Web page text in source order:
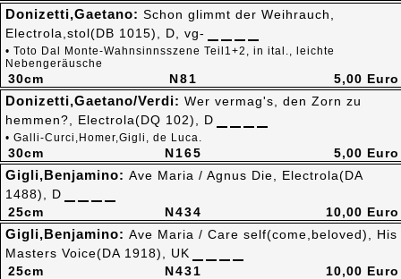
N81
30cm
Donizetti,Gaetano: Schon glimmt der Weihrauch,
Electrola,stol(DB 1015), D, vg-
• Toto Dal Monte-Wahnsinnsszene Teil1+2, in ital., leichte
Nebengeräusche
5,00 Euro
N165
30cm
Donizetti,Gaetano/Verdi: Wer vermag's, den Zorn zu
hemmen?, Electrola(DQ 102), D
• Galli-Curci,Homer,Gigli, de Luca.
5,00 Euro
N434
25cm
Gigli,Benjamino: Ave Maria / Agnus Die, Electrola(DA
1488), D
10,00 Euro
N431
25cm
Gigli,Benjamino: Ave Maria / Care self(come,beloved), His
Masters Voice(DA 1918), UK
10,00 Euro